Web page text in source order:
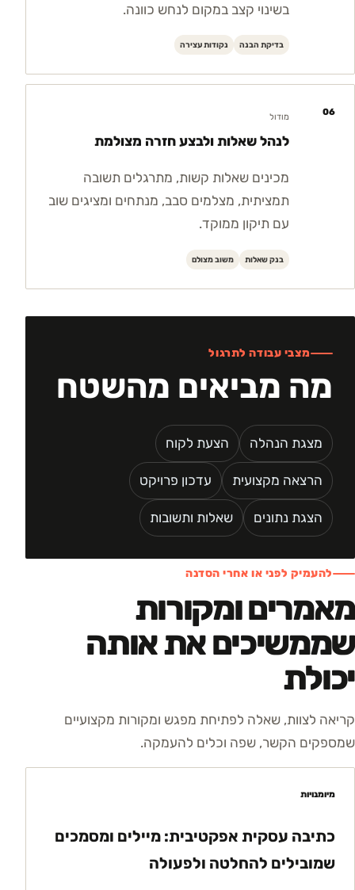
בשינוי קצב במקום לנחש כוונה.
בדיקת הבנה נקודות עצירה
06 מודול
לנהל שאלות ולבצע חזרה מצולמת
מכינים שאלות קשות, מתרגלים תשובה
תמציתית, מצלמים סבב, מנתחים ומציגים שוב
עם תיקון ממוקד.
בנק שאלות משוב מצולם
מצבי עבודה לתרגול
מה מביאים מהשטח
מצגת הנהלה הצעת לקוח
הרצאה מקצועית עדכון פרויקט
הצגת נתונים שאלות ותשובות
להעמיק לפני או אחרי הסדנה
מאמרים ומקורות
שממשיכים את אותה
יכולת
קריאה לצוות, שאלה לפתיחת מפגש ומקורות מקצועיים
שמספקים הקשר, שפה וכלים להעמקה.
מיומנויות
כתיבה עסקית אפקטיבית: מיילים ומסמכים
שמובילים להחלטה ולפעולה